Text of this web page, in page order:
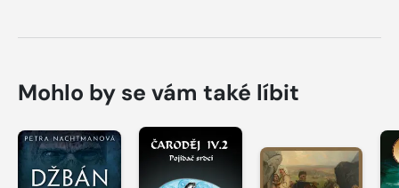
Mohlo by se vám také líbit